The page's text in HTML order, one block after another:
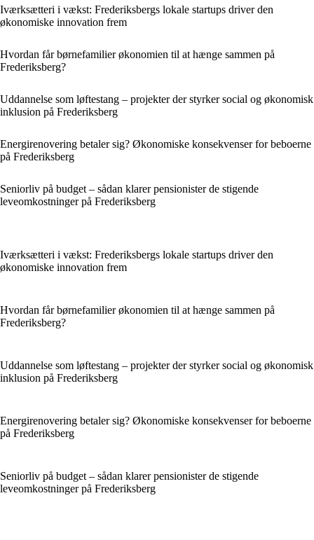
Iværksætteri i vækst: Frederiksbergs lokale startups driver den
økonomiske innovation frem
Hvordan får børnefamilier økonomien til at hænge sammen på
Frederiksberg?
Uddannelse som løftestang – projekter der styrker social og økonomisk
inklusion på Frederiksberg
Energirenovering betaler sig? Økonomiske konsekvenser for beboerne
på Frederiksberg
Seniorliv på budget – sådan klarer pensionister de stigende
leveomkostninger på Frederiksberg
Iværksætteri i vækst: Frederiksbergs lokale startups driver den
økonomiske innovation frem
Hvordan får børnefamilier økonomien til at hænge sammen på
Frederiksberg?
Uddannelse som løftestang – projekter der styrker social og økonomisk
inklusion på Frederiksberg
Energirenovering betaler sig? Økonomiske konsekvenser for beboerne
på Frederiksberg
Seniorliv på budget – sådan klarer pensionister de stigende
leveomkostninger på Frederiksberg